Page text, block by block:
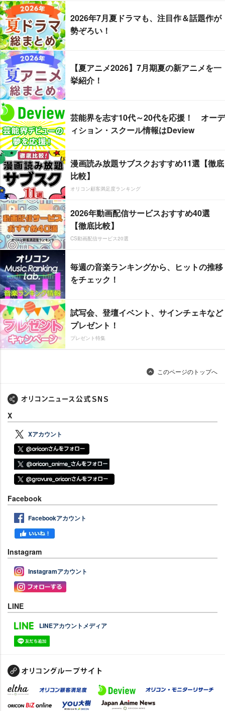
2026年7月夏ドラマも、注目作＆話題作が
勢ぞろい！
【夏アニメ2026】7月期夏の新アニメを一
挙紹介！
芸能界を志す10代～20代を応援！ オーデ
ィション・スクール情報はDeview
漫画読み放題サブスクおすすめ11選【徹底
比較】
オリコン顧客満足度ランキング
2026年動画配信サービスおすすめ40選
【徹底比較】
CS動画配信サービス20選
毎週の音楽ランキングから、ヒットの推移
をチェック！
試写会、登壇イベント、サインチェキなど
プレゼント！
プレゼント特集
このページのトップへ
X
Xアカウント
Facebook
Facebookアカウント
Instagram
Instagramアカウント
LINE
LINEアカウントメディア